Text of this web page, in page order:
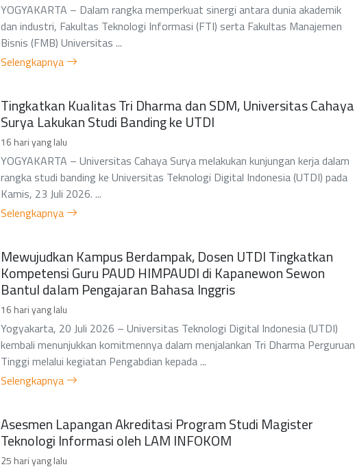
YOGYAKARTA – Dalam rangka memperkuat sinergi antara dunia akademik
dan industri, Fakultas Teknologi Informasi (FTI) serta Fakultas Manajemen
Bisnis (FMB) Universitas ...
Selengkapnya
Tingkatkan Kualitas Tri Dharma dan SDM, Universitas Cahaya
Surya Lakukan Studi Banding ke UTDI
16 hari yang lalu
YOGYAKARTA – Universitas Cahaya Surya melakukan kunjungan kerja dalam
rangka studi banding ke Universitas Teknologi Digital Indonesia (UTDI) pada
Kamis, 23 Juli 2026. ...
Selengkapnya
Mewujudkan Kampus Berdampak, Dosen UTDI Tingkatkan
Kompetensi Guru PAUD HIMPAUDI di Kapanewon Sewon
Bantul dalam Pengajaran Bahasa Inggris
16 hari yang lalu
Yogyakarta, 20 Juli 2026 – Universitas Teknologi Digital Indonesia (UTDI)
kembali menunjukkan komitmennya dalam menjalankan Tri Dharma Perguruan
Tinggi melalui kegiatan Pengabdian kepada ...
Selengkapnya
Asesmen Lapangan Akreditasi Program Studi Magister
Teknologi Informasi oleh LAM INFOKOM
25 hari yang lalu